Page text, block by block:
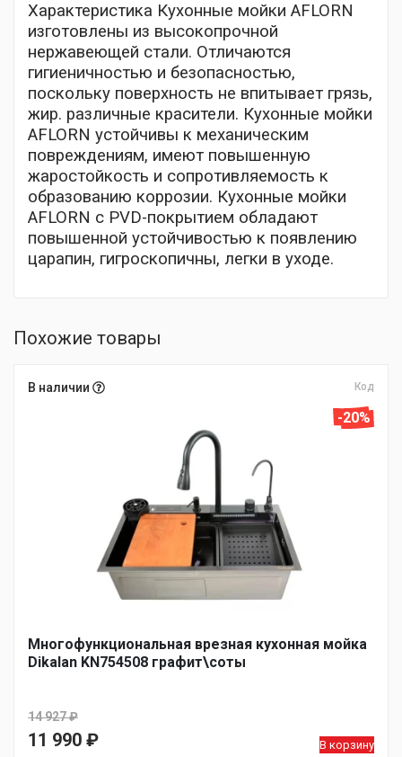
Характеристика Кухонные мойки AFLORN
изготовлены из высокопрочной
нержавеющей стали. Отличаются
гигиеничностью и безопасностью,
поскольку поверхность не впитывает грязь,
жир. различные красители. Кухонные мойки
AFLORN устойчивы к механическим
повреждениям, имеют повышенную
жаростойкость и сопротивляемость к
образованию коррозии. Кухонные мойки
AFLORN с PVD-покрытием обладают
повышенной устойчивостью к появлению
царапин, гигроскопичны, легки в уходе.
Похожие товары
В наличии Код
-20%
Многофункциональная врезная кухонная мойка
Dikalan KN754508 графит\соты
14 927₽
Первоначальная
11 990 ₽
В корзину